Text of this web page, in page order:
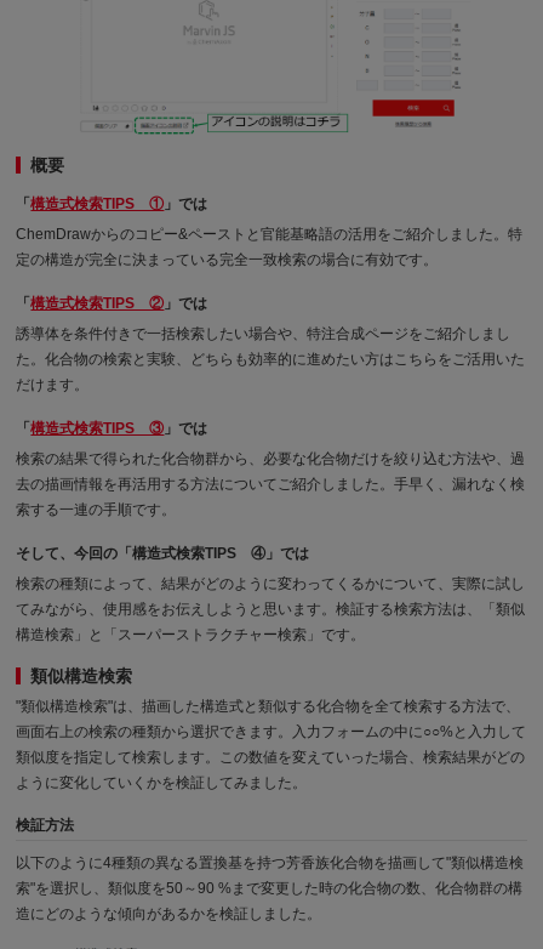
概要
「構造式検索TIPS ① 」では
ChemDrawからのコピー&ペーストと官能基略語の活用をご紹介しました。特
定の構造が完全に決まっている完全一致検索の場合に有効です。
「構造式検索TIPS ② 」では
誘導体を条件付きで一括検索したい場合や、特注合成ページをご紹介しまし
た。化合物の検索と実験、どちらも効率的に進めたい方はこちらをご活用いた
だけます。
「構造式検索TIPS ③ 」では
検索の結果で得られた化合物群から、必要な化合物だけを絞り込む方法や、過
去の描画情報を再活用する方法についてご紹介しました。手早く、漏れなく検
索する一連の手順です。
そして、今回の「構造式検索TIPS ④」では
検索の種類によって、結果がどのように変わってくるかについて、実際に試し
てみながら、使用感をお伝えしようと思います。検証する検索方法は、「類似
構造検索」と「スーパーストラクチャー検索」です。
類似構造検索
"類似構造検索"は、描画した構造式と類似する化合物を全て検索する方法で、
画面右上の検索の種類から選択できます。入力フォームの中に○○%と入力して
類似度を指定して検索します。この数値を変えていった場合、検索結果がどの
ように変化していくかを検証してみました。
検証方法
以下のように4種類の異なる置換基を持つ芳香族化合物を描画して"類似構造検
索"を選択し、類似度を50～90 %まで変更した時の化合物の数、化合物群の構
造にどのような傾向があるかを検証しました。